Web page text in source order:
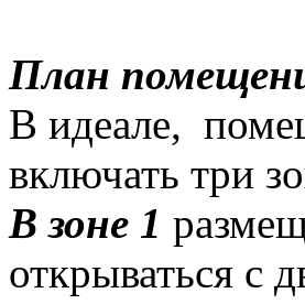
План
В идеале,
включать три
В зоне 1
открываться с